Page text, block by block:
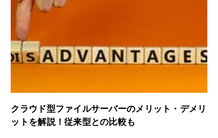
クラウド型ファイルサーバーのメリット・デメリ
ットを解説！従来型との比較も